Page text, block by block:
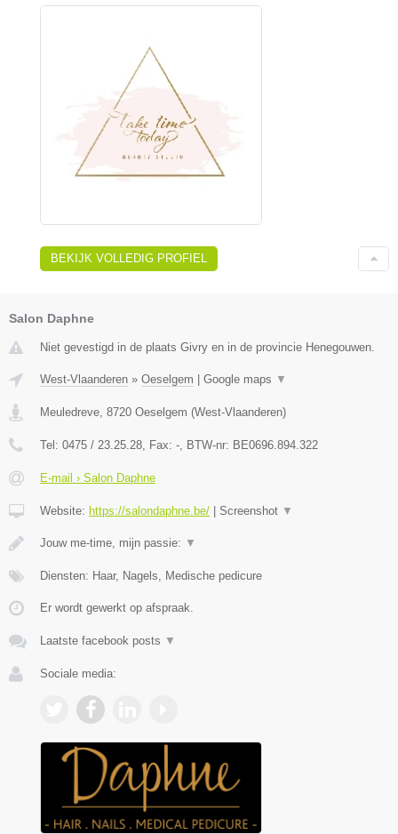
BEKIJK VOLLEDIG PROFIEL
Salon Daphne
Niet gevestigd in de plaats Givry en in de provincie Henegouwen.
West-Vlaanderen » Oeselgem Google maps ▼
Meuledreve, 8720 Oeselgem (West-Vlaanderen)
Tel: 0475 / 23.25.28, Fax: -, BTW-nr: BE0696.894.322
E-mail › Salon Daphne
Website: https://salondaphne.be/ Screenshot ▼
Jouw me-time, mijn passie: ▼
Diensten: Haar, Nagels, Medische pedicure
Er wordt gewerkt op afspraak.
Laatste facebook posts ▼
Sociale media: